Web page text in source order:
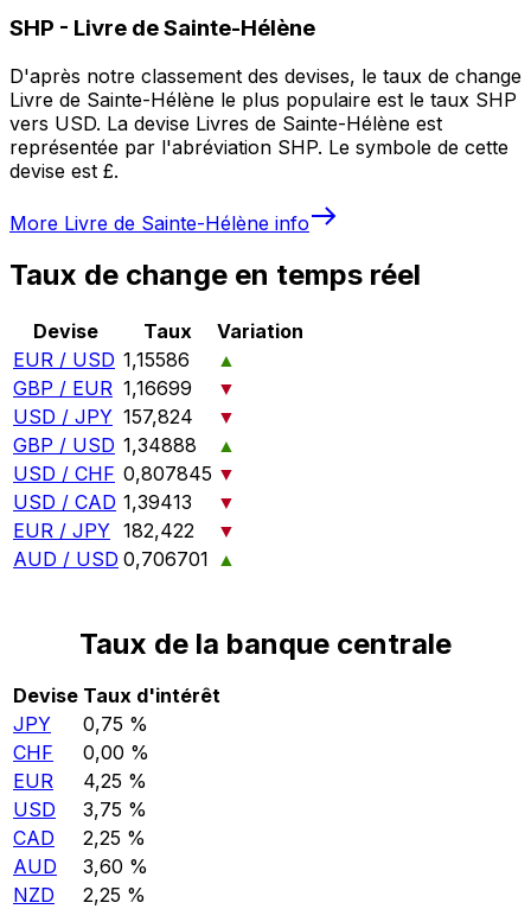
SHP - Livre de Sainte-Hélène
D'après notre classement des devises, le taux de change
Livre de Sainte-Hélène le plus populaire est le taux SHP
vers USD. La devise Livres de Sainte-Hélène est
représentée par l'abréviation SHP. Le symbole de cette
devise est £.
More Livre de Sainte-Hélène info
Taux de change en temps réel
Devise Taux
Variation
EUR / USD 1,15586
▲
GBP / EUR 1,16699
▼
USD / JPY 157,824
▼
GBP / USD 1,34888
▲
USD / CHF 0,807845 ▼
USD / CAD 1,39413
▼
EUR / JPY 182,422
▼
AUD / USD 0,706701 ▲
Taux de la banque centrale
Devise Taux d'intérêt
JPY
0,75 %
CHF
0,00 %
EUR
4,25 %
USD
3,75 %
CAD
2,25 %
AUD
3,60 %
NZD
2,25 %